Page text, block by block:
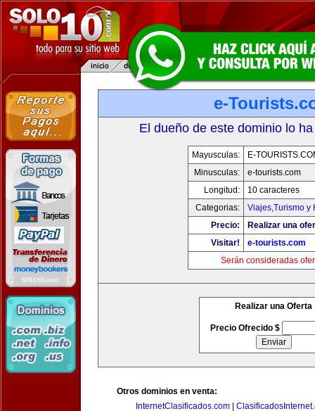
e-
El dueño de este dominio lo
Mayusculas:
E-
Minusculas:
e-tourists.com
Longitud:
10 caracteres
Categorias:
Viajes,Turismo y
Precio:
Realizar una
Visitar!
e-tourists.com
Serán consideradas
Realizar una Oferta
Precio Ofrecido $
Otros dominios en venta:
InternetClasificados.com